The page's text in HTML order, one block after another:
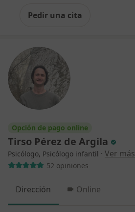
Pedir una cita
Opción de pago online
Tirso Pérez de Argila
Psicólogo, Psicólogo infantil · Ver más
52 opiniones
Dirección Online